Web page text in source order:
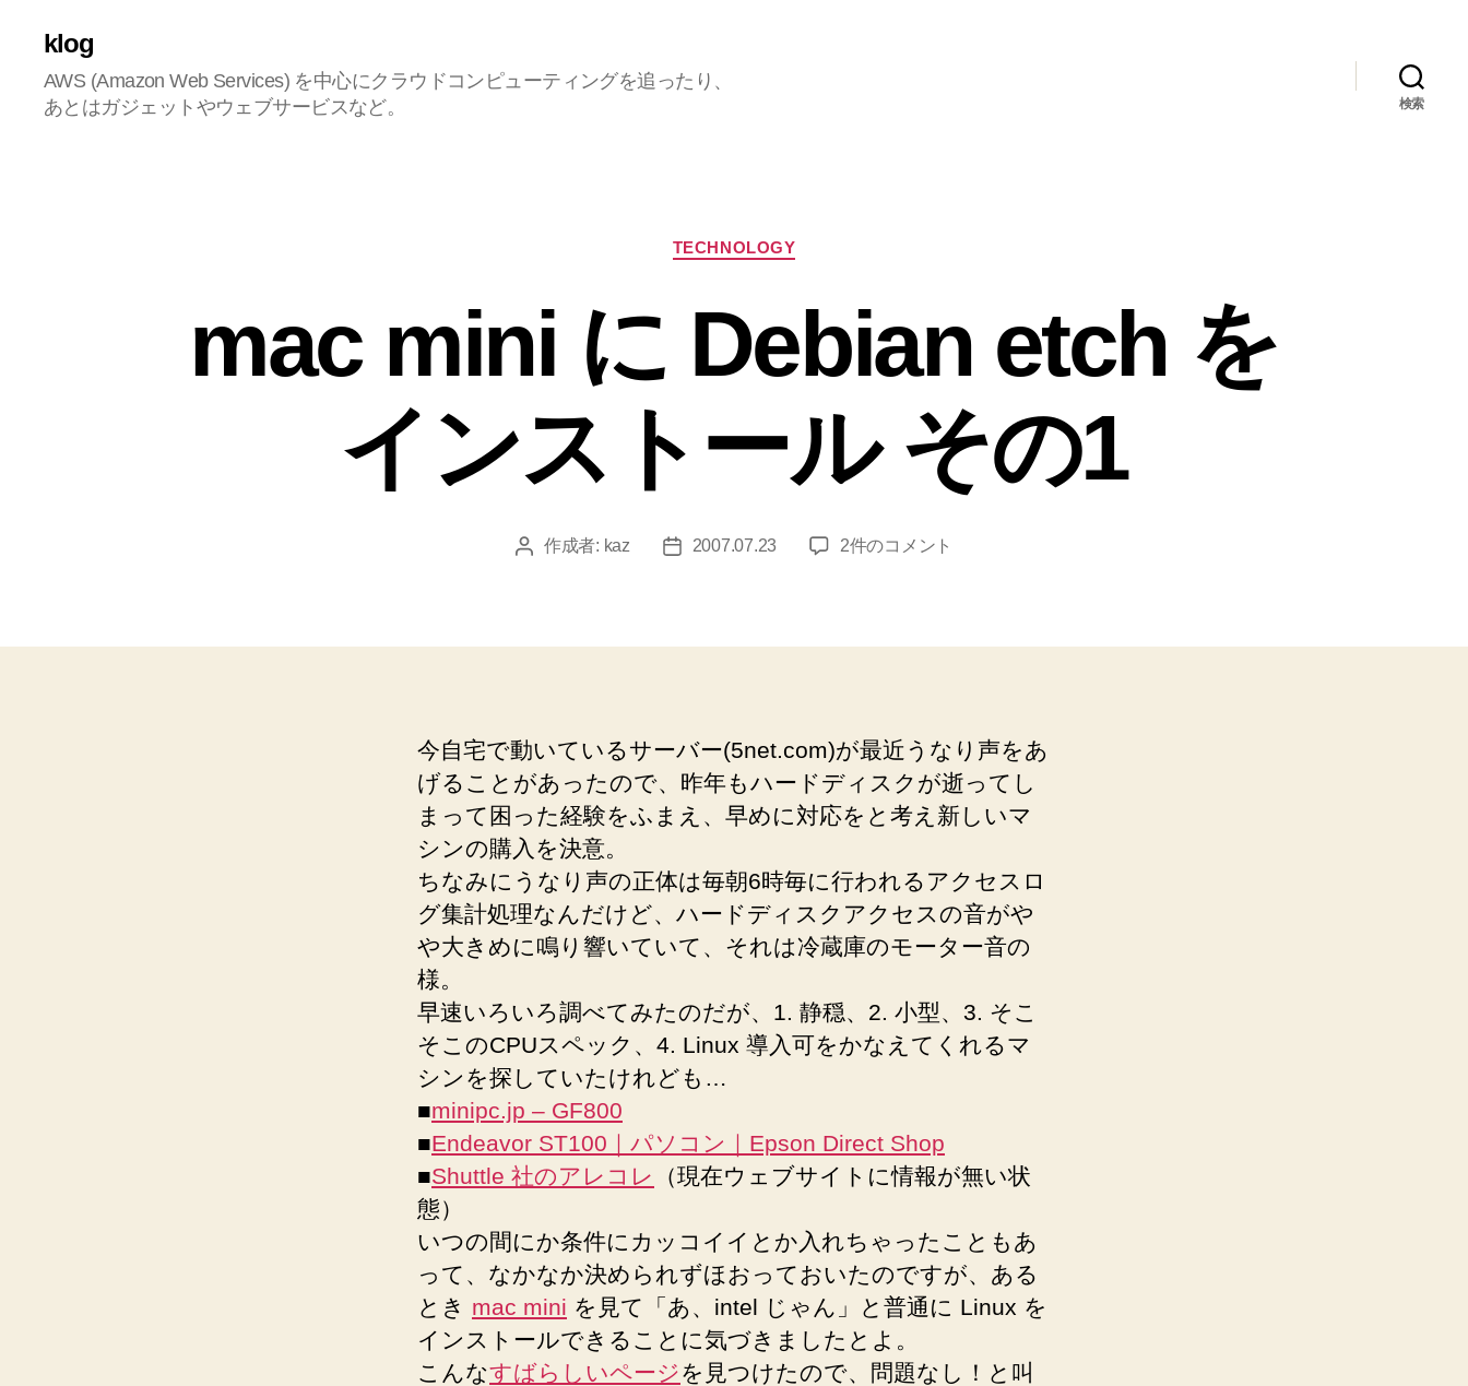
klog
AWS (Amazon Web Services) を中心にクラウドコンピューティングを追ったり、
あとはガジェットやウェブサービスなど。
検索
カ
テ
リ
ー
TECHNOLOGY
mac mini に Debian etch を
インストール その1
投 作成者: kaz
投
2007.07.23
mac
etch
ス
ト
ー
ル
の
1
へ
の
2件のコメント
今自宅で動いているサーバー(5net.com)が最近うなり声をあ
げることがあったので、昨年もハードディスクが逝ってし
まって困った経験をふまえ、早めに対応をと考え新しいマ
シンの購入を決意。
ちなみにうなり声の正体は毎朝6時毎に行われるアクセスロ
グ集計処理なんだけど、ハードディスクアクセスの音がや
や大きめに鳴り響いていて、それは冷蔵庫のモーター音の
様。
早速いろいろ調べてみたのだが、1. 静穏、2. 小型、3. そこ
そこのCPUスペック、4. Linux 導入可をかなえてくれるマ
シンを探していたけれども…
■minipc.jp – GF800
■Endeavor ST100｜パソコン｜Epson Direct Shop
■Shuttle 社のアレコレ
（現在ウェブサイトに情報が無い状
態）
いつの間にか条件にカッコイイとか入れちゃったこともあ
って、なかなか決められずほおっておいたのですが、ある
とき mac mini を見て「あ、intel じゃん」と普通に Linux を
インストールできることに気づきましたとよ。
こんなすばらしいページを見つけたので、問題なし！と叫